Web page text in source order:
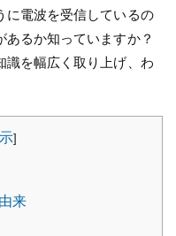
に電波を受信しているの
るか知っていますか？
識を幅広く取り上げ、わ
]
来